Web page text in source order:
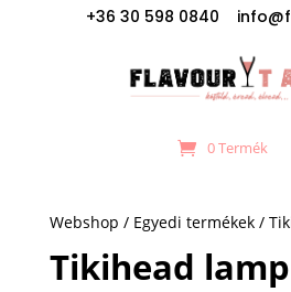
+36 30 598 0840
0 Termék
Webshop / Egyedi termékek/
Tikihead lamp